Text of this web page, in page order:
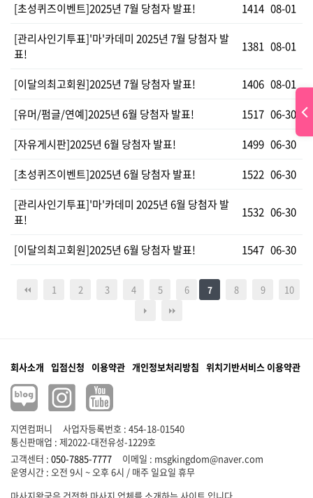
[초성퀴즈이벤트]2025년 7월 당첨자 발표!
1414 08-01
[관리사인기투표]'마'카데미 2025년 7월 당첨자 발
표!
1381 08-01
[이달의최고회원]2025년 7월 당첨자 발표! 1406 08-01
[유머/펌글/연예]2025년 6월 당첨자 발표!
1517 06-30
[자유게시판]2025년 6월 당첨자 발표!
1499 06-30
[초성퀴즈이벤트]2025년 6월 당첨자 발표!
1522 06-30
[관리사인기투표]'마'카데미 2025년 6월 당첨자 발
표!
1532 06-30
[이달의최고회원]2025년 6월 당첨자 발표! 1547 06-30
1 2 3 4 5 6 7 8 9 10
회사소개 입점신청 이용약관 개인정보처리방침 위치기반서비스 이용약관
지연컴퍼니
사업자등록번호 : 454-18-01540
통신판매업 : 제2022-대전유성-1229호
고객센터 : 050-7885-7777 이메일 : msgkingdom@naver.com